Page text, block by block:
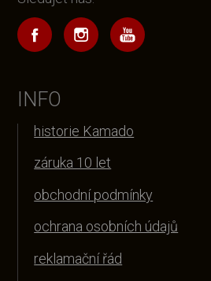
INFO
historie Kamado
záruka 10 let
obchodní podmínky
ochrana osobních údajů
reklamační řád